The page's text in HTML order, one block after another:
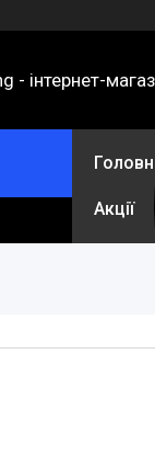
- інтернет-
Акції